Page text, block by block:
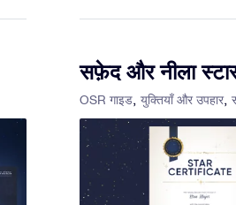
सफ़ेद और नीला
OSR गाइड युक्तियाँ और उपहार